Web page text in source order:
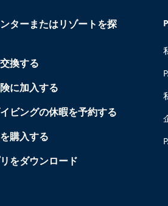
ターまたはリゾートを探
換する
に加入する
ビングの休暇を予約する
購入する
をダウンロード